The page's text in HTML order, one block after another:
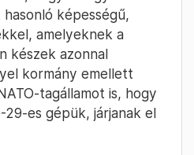
képességű,
amelyeknek a
készek azonnal
kormány emellett
tagállamot is, hogy
29-es gépük, járjanak el